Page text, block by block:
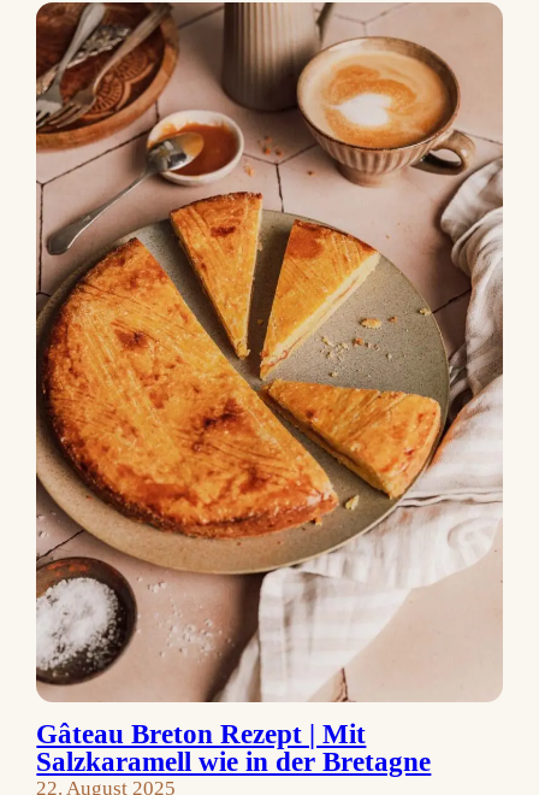
Gâteau Breton Rezept | Mit
Salzkaramell wie in der Bretagne
22. August 2025